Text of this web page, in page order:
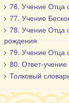
76. Учение Отца
77. Учение
78. Учение Отца
рождения
79. Учение Отца
80. Ответ-
Толковый